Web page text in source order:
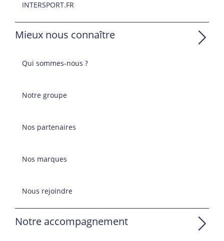
INTERSPORT.FR
Mieux nous connaître
Qui sommes-nous ?
Notre groupe
Nos partenaires
Nos marques
Nous rejoindre
Notre accompagnement